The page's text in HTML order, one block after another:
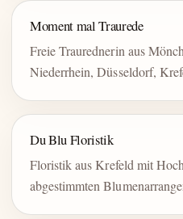
Moment mal Traurede
Freie Traurednerin aus
Niederrhein, Düsseldorf,
Du Blu Floristik
Floristik aus Krefeld mit
abgestimmten